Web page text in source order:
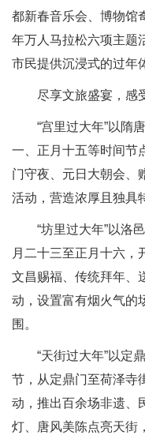
都新春音乐会、博物馆
年万人马拉松六项主题
市民提供沉浸式的过年
尽享文旅盛宴，感受
“宫里过大年”以隋唐
一、正月十五等时间节
门守夜、元日大朝会、
活动，营造浓厚且独具
“坊里过大年”以洛邑
月二十三至正月十六，
文昌赐福、传统拜年、
动，设置富有烟火气的
围。
“天街过大年”以定鼎
节，从定鼎门至荷泽寺
动，推出百余场非遗、
灯、唐风美陈点亮天街